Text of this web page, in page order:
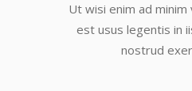
Ut wisi enim ad minim
est usus legentis in
nostrud